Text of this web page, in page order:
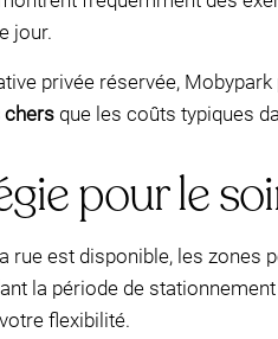
jour.
privée réservée,
chers que les coûts typiques
pour le
rue est disponible, les
la période de
flexibilité.